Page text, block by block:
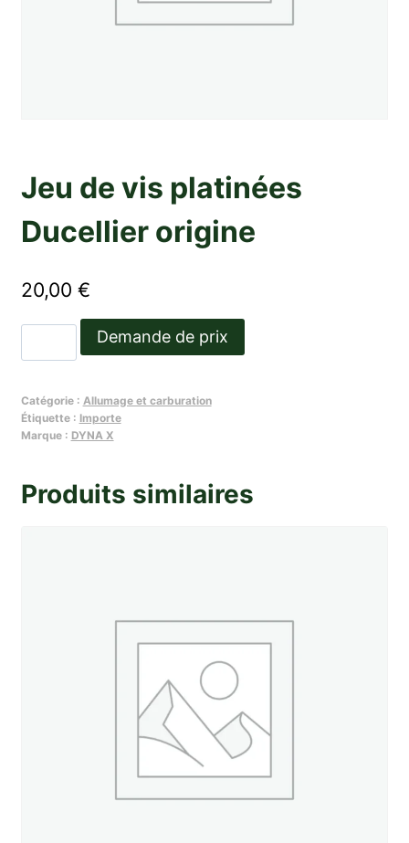
Jeu de vis platinées
Ducellier origine
20,00 €
de
de
vis
Ducellier
origine
Demande de prix
Catégorie : Allumage et carburation
Étiquette : Importe
Marque : DYNA X
Produits similaires